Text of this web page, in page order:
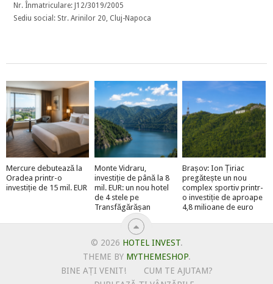
Nr. Înmatriculare: J12/3019/2005
Sediu social: Str. Arinilor 20, Cluj-Napoca
Mercure debutează la
Oradea printr-o
investiție de 15 mil. EUR
Monte Vidraru,
investiție de până la 8
mil. EUR: un nou hotel
de 4 stele pe
Transfăgărășan
Brașov: Ion Țiriac
pregătește un nou
complex sportiv printr-
o investiție de aproape
4,8 milioane de euro
© 2026 HOTEL INVEST.
THEME BY MYTHEMESHOP.
BINE AȚI VENIT!
CUM TE AJUTAM?